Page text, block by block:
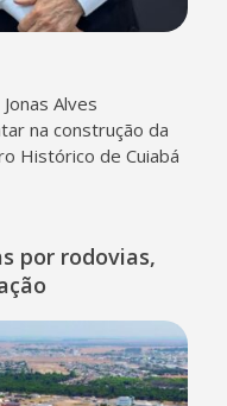
Alves
na construção da
Histórico de Cuiabá
por rodovias,